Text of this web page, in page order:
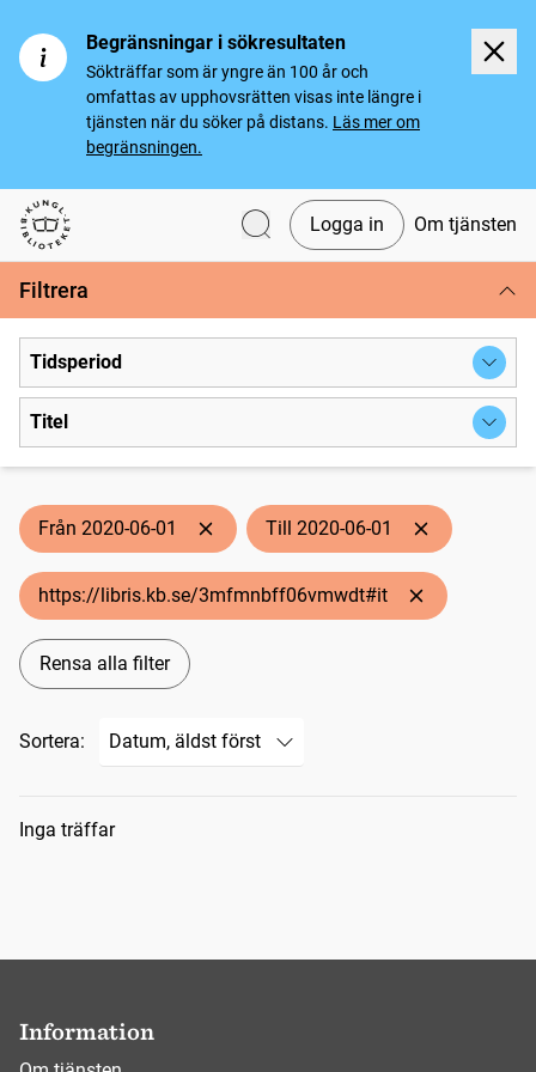
Begränsningar i sökresultaten
Sökträffar som är yngre än 100 år och
omfattas av upphovsrätten visas inte längre i
tjänsten när du söker på distans. Läs mer om
begränsningen.
Svenska tidningar
Logga in Om tjänsten
Filtrera
Tidsperiod
Titel
Från 2020-06-01 Till 2020-06-01
https://libris.kb.se/3mfmnbff06vmwdt#it
Rensa alla filter
Sortera:
Sökresultat
Inga träffar
Information